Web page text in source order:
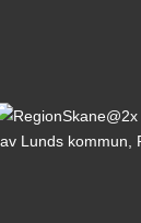
Lunds kommun,